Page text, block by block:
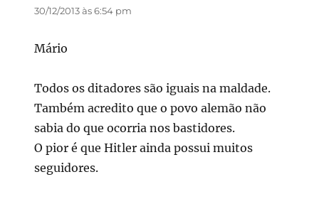
30/12/2013 às 6:54 pm
Mário
Todos os ditadores são iguais na maldade.
Também acredito que o povo alemão não
sabia do que ocorria nos bastidores.
O pior é que Hitler ainda possui muitos
seguidores.